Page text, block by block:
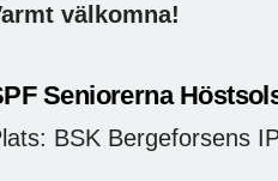
välkomna!
Seniorerna
BSK Bergeforsens